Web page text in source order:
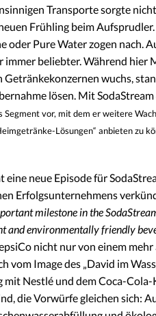
Transporte sorgte
Frühling beim
oder Pure Water zogen nach.
immer beliebter. Während hier
wuchs,
lösen. Mit SodaStream
vor, mit dem er weitere
Lösungen“ anbieten zu
neue Episode für
Erfolgsunternehmens
milestone in the
and environmentally friendly
nicht nur von einem
vom Image des „David im
Nestlé und dem Coca-
die Vorwürfe gleichen sich: